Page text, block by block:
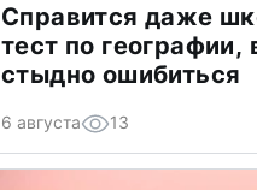
Справится даже
тест по географии,
стыдно ошибиться
6 августа 13